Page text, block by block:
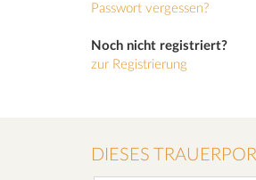
Passwort vergessen?
Noch nicht registriert?
zur Registrierung
DIESES